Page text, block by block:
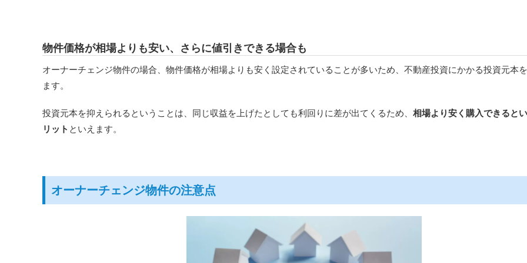
物件価格が相場よりも安い、さらに値引きできる場合も
オーナーチェンジ物件の場合、物件価格が相場よりも安く設定されていることが多いため、不動産投資にかかる投資元本
ます。
投資元本を抑えられるということは、同じ収益を上げたとしても利回りに差が出てくるため、 相場より安く購入できると
リット といえます。
オーナーチェンジ物件の注意点